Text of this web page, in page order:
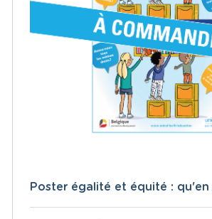
Poster égalité et équité : qu'en